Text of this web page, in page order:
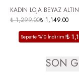
ÜCRETSİZ KARGO
KADIN LOJA BEYAZ
DÜZ TABAN TERLİK SİVRİ
₺ 1,299.00₺ 1,149.00
Sepette %10 İndirim!₺
SON